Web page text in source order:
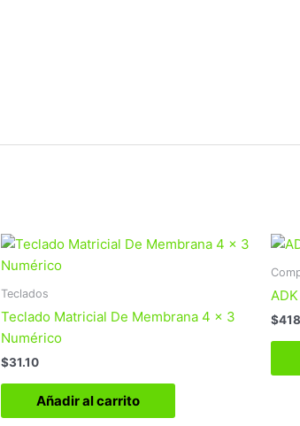
Teclados
Teclado Matricial De Membrana 4 x 3
Numérico
$31.10
Añadir al carrito
$